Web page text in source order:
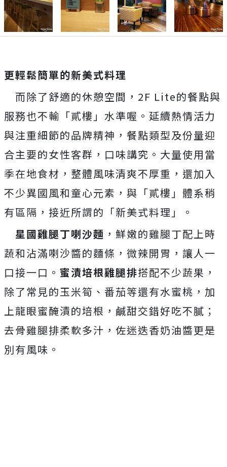
更輕鬆簡單的新美式料理
而除了舒適的休憩空間，2F Lite的餐點與
服務也不輸「貳樓」水準喔。延續熱情活力
與注重細節的品牌精神，餐點類型及份量迎
合主要的女性客群，口味講究。大量使用當
季在地食材，整體風味清爽不厚重，還加入
不少異國風和童心元素，與「貳樓」體系稍
有區隔，接近所謂的「新美式料理」。
星國雞腿丁喇沙麵 ，鮮嫩的雞腿丁配上時
蔬和沾滿喇沙醬的麵條，微辣開胃，讓人一
口接一口。 蜜漬培根雞腿排搭配不少蔬果，
除了常見的玉米筍、番茄等還有水蜜桃，加
上龍眼蜜醃漬的培根，鹹甜交錯好吃不膩；
去骨雞腿排柔軟多汁，佐迷迭香奶油醬更是
別有風味。